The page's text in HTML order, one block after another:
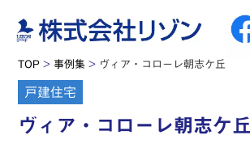
TOP > 事例集 > ヴィア・コローレ朝志ケ丘
戸建住宅
ヴィア・コローレ朝志ケ丘